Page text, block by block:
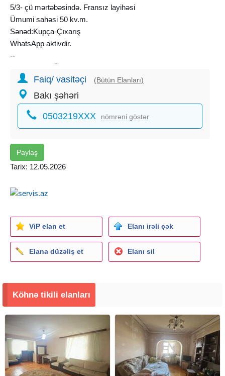
5/3- çü mərtəbəsində. Fransız layihəsi
Ümumi sahəsi 50 kv.m.
Sənəd:Kupça-Çıxarış
WhatsApp aktivdir.
--
На продаже 2-х квартира
2/9- ти этажный здания. Французский проект
Общая площадь 50 кв.м.
Документ: Купчая. Ватсап активен.
Faiq/ vasitəçi (Bütün Elanları)
Bakı şəhəri
0503219XXX nömrəni göstər
Paylaş
Tarix: 12.05.2026
ViP elan et Elanı irəli çək
Elana düzəliş et Elanı sil
Köhnə tikili elanları